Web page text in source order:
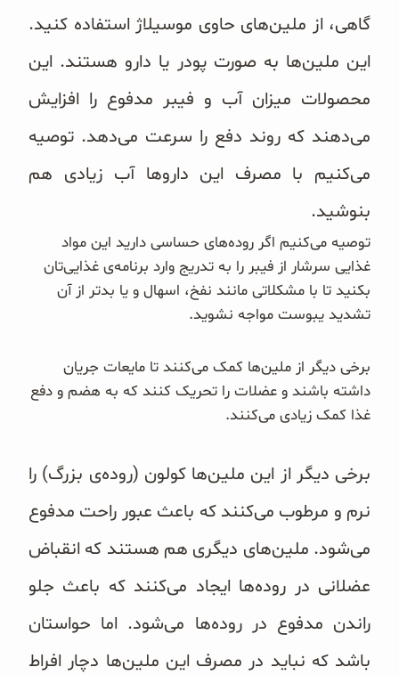
گاهی، از ملین‌های حاوی موسیلاژ استفاده کنید.
این ملین‌ها به صورت پودر یا دارو هستند. این
محصولات میزان آب و فیبر مدفوع را افزایش
می‌دهند که روند دفع را سرعت می‌دهد. توصیه
می‌کنیم با مصرف این داروها آب زیادی هم
بنوشید.
توصیه می‌کنیم اگر روده‌های حساسی دارید این مواد
غذایی سرشار از فیبر را به تدریج وارد برنامه‌ی غذایی‌تان
بکنید تا با مشکلاتی مانند نفخ، اسهال و یا بدتر از آن
تشدید یبوست مواجه نشوید.
برخی دیگر از ملین‌ها کمک می‌کنند تا مایعات جریان
داشته باشند و عضلات را تحریک کنند که به هضم و دفع
غذا کمک زیادی می‌کنند.
برخی دیگر از این ملین‌ها کولون (روده‌ی بزرگ) را
نرم و مرطوب می‌کنند که باعث عبور راحت مدفوع
می‌شود. ملین‌های دیگری هم هستند که انقباض
عضلانی در روده‌ها ایجاد می‌کنند که باعث جلو
راندن مدفوع در روده‌ها می‌شود. اما حواستان
باشد که نباید در مصرف این ملین‌ها دچار افراط